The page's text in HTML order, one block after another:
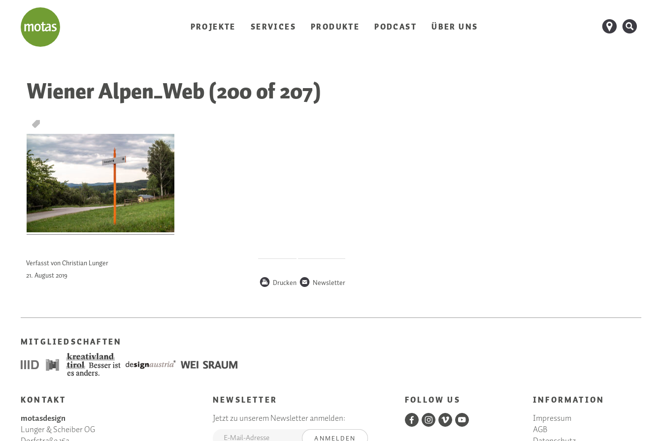
PROJEKTE SERVICES PRODUKTE PODCAST ÜBER UNS d s
Wiener Alpen_Web (200 of 207)
T
Verfasst von Christian Lunger
21. August2019 P Drucken n Newsletter
MITGLIEDSCHAFTEN
KONTAKT
motasdesign
Lunger & Scheiber OG
NEWSLETTER
Jetzt zu unserem Newsletter anmelden:
ANMELDEN
FOLLOW US INFORMATION
Impressum
AGB